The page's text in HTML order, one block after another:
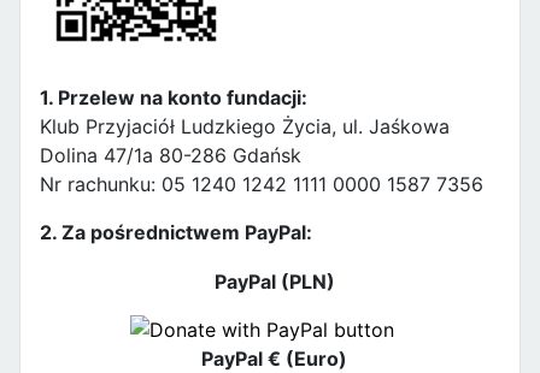
1. Przelew na konto fundacji:
Klub Przyjaciół Ludzkiego Życia, ul. Jaśkowa
Dolina 47/1a 80-286 Gdańsk
Nr rachunku: 05 1240 1242 1111 0000 1587 7356
2. Za pośrednictwem PayPal:
PayPal (PLN)
PayPal € (Euro)